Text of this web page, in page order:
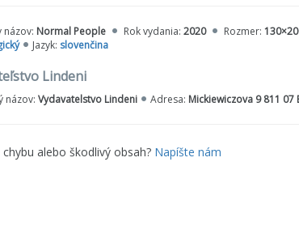
Podáva svedectvo o tom, aké ťažké je zmeniť
nehou odkrýva, ako nás život učí
názov: Normal People Rok vydania: 2020 Rozmer:
Jazyk: slovenčina
Lindeni
názov: Vydavatelstvo Lindeni Adresa: Mickiewiczova 9 811
alebo škodlivý obsah? Napíšte nám